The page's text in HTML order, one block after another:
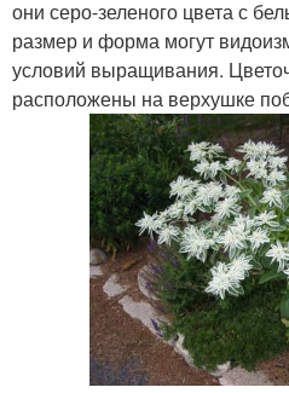
они серо-зеленого цвета с
размер и форма могут
условий выращивания.
расположены на верхушке